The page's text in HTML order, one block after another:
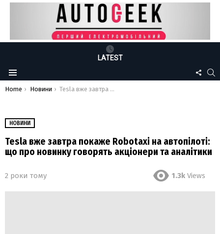
LATEST
Menu
US
You are here:
Home Новини Tesla вже завтра покаже Robotaxi на автопілоті: що про новинку говорять акціонери та аналітики
НОВИНИ
Tesla вже завтра покаже Robotaxi на автопілоті:
що про новинку говорять акціонери та аналітики
2 роки тому 1.3k Views